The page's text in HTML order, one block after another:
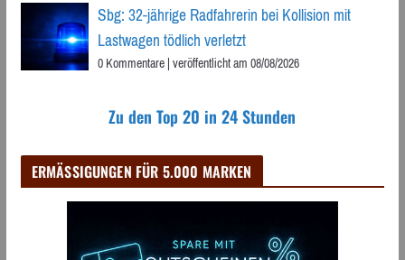
Sbg: 32-jährige Radfahrerin bei Kollision mit
Lastwagen tödlich verletzt
0 Kommentare|veröffentlicht am 08/08/2026
Zu den Top 20 in 24 Stunden
ERMÄSSIGUNGEN FÜR 5.000 MARKEN